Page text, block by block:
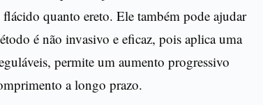
quanto ereto. Ele também pode ajudar
é não invasivo e eficaz, pois aplica uma
permite um aumento progressivo
a longo prazo.